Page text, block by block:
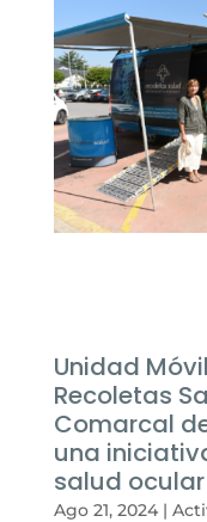
Unidad
Recoletas
Comarcal
una
salud
Ago 21, 2024|